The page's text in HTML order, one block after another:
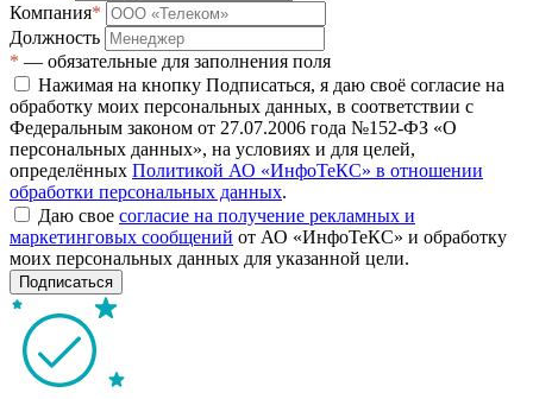
Компания*
Должность
* — обязательные для заполнения поля
Нажимая на кнопку Подписаться, я даю своё согласие на
обработку моих персональных данных, в соответствии с
Федеральным законом от 27.07.2006 года №152-ФЗ «О
персональных данных», на условиях и для целей,
определённых Политикой АО «ИнфоТеКС» в отношении
обработки персональных данных.
Даю свое согласие на получение рекламных и
маркетинговых сообщений от АО «ИнфоТеКС» и обработку
моих персональных данных для указанной цели.
Подписаться